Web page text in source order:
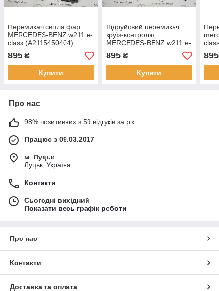
Перемикач світла фар
MERCEDES-BENZ w211 e-
class (A2115450404)
895 ₴
Купити
Підруйовий перемикач
круїз-контролю
MERCEDES-BENZ w211 e-
class (A00085452524)
895₴
Купити
895
Про нас
98% позитивних з 59 відгуків за рік
Працює з 09.03.2017
м. Луцьк
Луцьк, Україна
Контакти
Сьогодні вихідний
Показати весь графік роботи
Про нас
Контакти
Доставка та оплата